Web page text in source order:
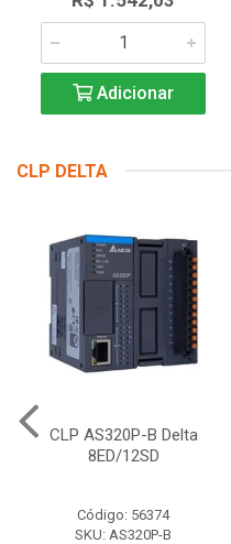
Adicionar
CLP DELTA
CLP AS320P-B Delta
8ED/12SD
Código: 56374
SKU: AS320P-B